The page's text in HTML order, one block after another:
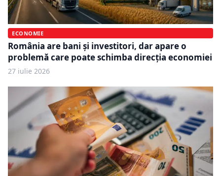
ECONOMIE
România are bani și investitori, dar apare o
problemă care poate schimba direcția economiei
27 iulie 2026